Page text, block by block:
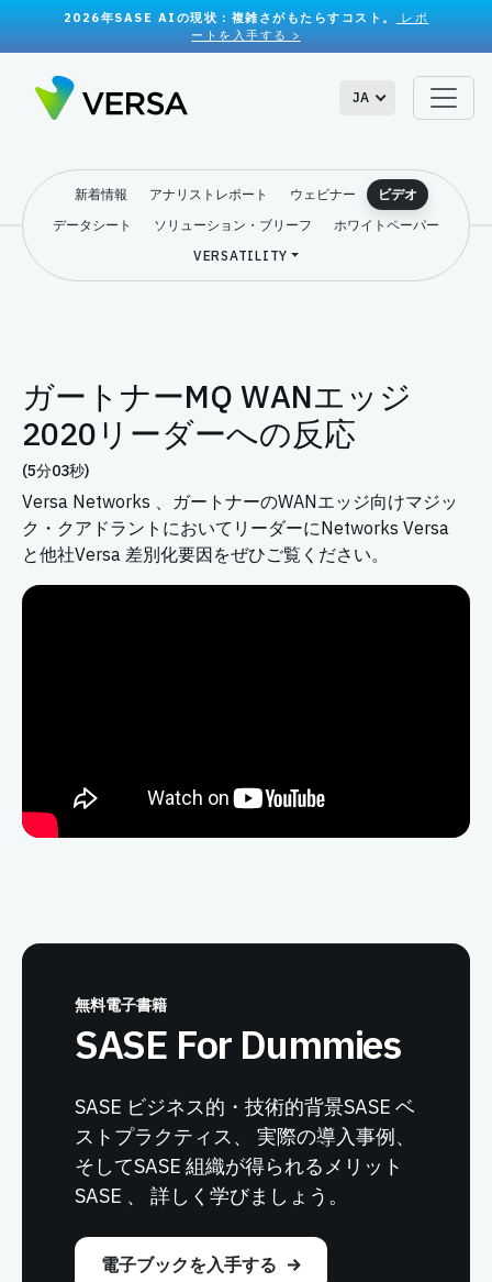
2026年SASE AIの現状：複雑さがもたらすコスト。
レポ
ートを入手する >
JA
新着情報 アナリストレポート ウェビナー
ビデオ
データシート
ソリューション・ブリーフ
ホワイトペーパー
VERSATILITY
ガートナーMQ WANエッジ
2020リーダーへの反応
(5分03秒)
Versa Networks 、ガートナーのWANエッジ向けマジッ
ク・クアドラントにおいてリーダーにNetworks Versa
と他社Versa 差別化要因をぜひご覧ください。
無料電子書籍
SASE For Dummies
SASE ビジネス的・技術的背景SASE ベ
ストプラクティス、 実際の導入事例、
そしてSASE 組織が得られるメリット
SASE 、 詳しく学びましょう。
電子ブックを入手する